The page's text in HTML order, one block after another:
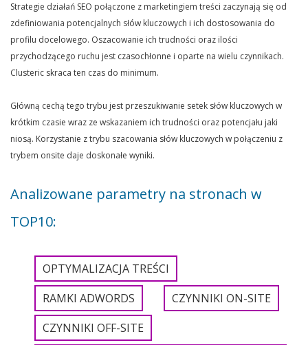
Strategie działań SEO połączone z marketingiem treści zaczynają się od
zdefiniowania potencjalnych słów kluczowych i ich dostosowania do
profilu docelowego. Oszacowanie ich trudności oraz ilości
przychodzącego ruchu jest czasochłonne i oparte na wielu czynnikach.
Clusteric skraca ten czas do minimum.
Główną cechą tego trybu jest przeszukiwanie setek słów kluczowych w
krótkim czasie wraz ze wskazaniem ich trudności oraz potencjału jaki
niosą. Korzystanie z trybu szacowania słów kluczowych w połączeniu z
trybem onsite daje doskonałe wyniki.
Analizowane parametry na stronach w
TOP10:
OPTYMALIZACJA TREŚCI
RAMKI ADWORDS
CZYNNIKI ON-SITE
CZYNNIKI OFF-SITE